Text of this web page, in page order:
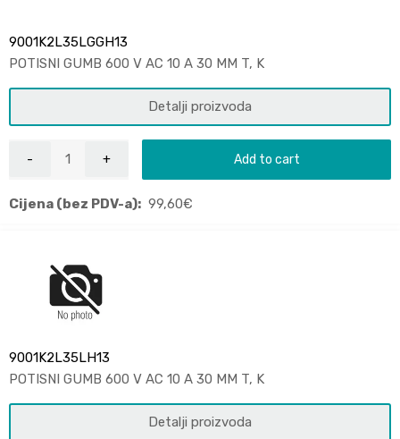
9001K2L35LGGH13
POTISNI GUMB 600 V AC 10 A 30 MM T, K
Detalji proizvoda
Add to cart
Cijena (bez PDV-a): 99,60€
9001K2L35LH13
POTISNI GUMB 600 V AC 10 A 30 MM T, K
Detalji proizvoda